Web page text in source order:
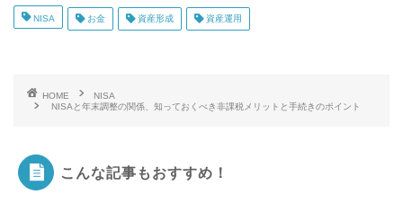
NISA お金 資産形成 資産運用
HOME
NISA
NISAと年末調整の関係、知っておくべき非課税メリットと手続きのポイント
こんな記事もおすすめ！